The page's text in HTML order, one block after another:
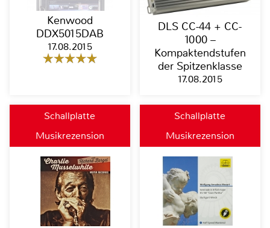
Kenwood
DDX5015DAB
17.08.2015
DLS CC-44 + CC-
1000 –
Kompaktendstufen
der Spitzenklasse
17.08.2015
Schallplatte
Musikrezension
Schallplatte
Musikrezension